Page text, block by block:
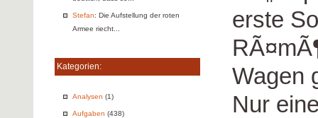
Stefan: Die Aufstellung der roten
Armee riecht...
Kategorien:
Analysen (1)
Aufgaben (438)
erste
Wagen
Nur